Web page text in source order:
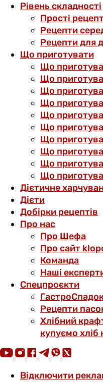
Рівень складності
Прості
Рецепти
Рецепти для
Що приготувати
Що
Що
Що
Що
Що
Що
Що
Що
Що
Що
Дієтичне
Дієти
Добірки рецептів
Про нас
Про Шефа
Про сайт
Команда
Наші
Спецпроєкти
Рецепти
Хлібний
купуємо хліб
Відключити